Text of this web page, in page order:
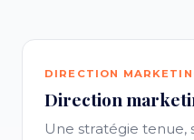
DIRECTION
Direction
Une stratégie tenue,